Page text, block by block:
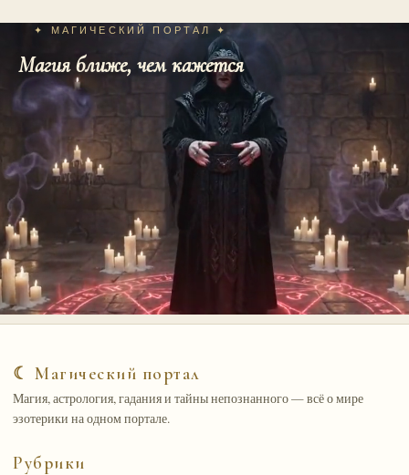
✦ МАГИЧЕСКИЙ ПОРТАЛ ✦
Магия ближе, чем кажется
☾ Магический портал
Магия, астрология, гадания и тайны непознанного — всё о мире
эзотерики на одном портале.
Рубрики